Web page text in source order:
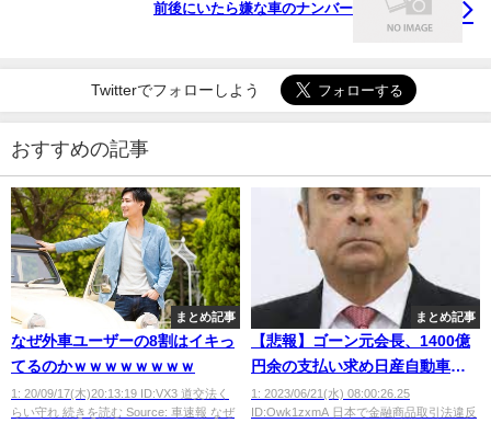
前後にいたら嫌な車のナンバー
Twitterでフォローしよう
おすすめの記事
まとめ記事
なぜ外車ユーザーの8割はイキっ
てるのかｗｗｗｗｗｗｗｗ
1: 20/09/17(木)20:13:19 ID:VX3 道交法く
らい守れ 続きを読む Source: 車速報 なぜ
まとめ記事
【悲報】ゴーン元会長、1400億
円余の支払い求め日産自動車な
ど提訴か
1: 2023/06/21(水) 08:00:26.25
ID:Owk1zxmA 日本で金融商品取引法違反